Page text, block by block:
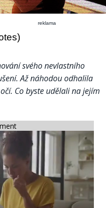
reklama
svého nevlastního
Až náhodou odhalila
Co byste udělali na jejím